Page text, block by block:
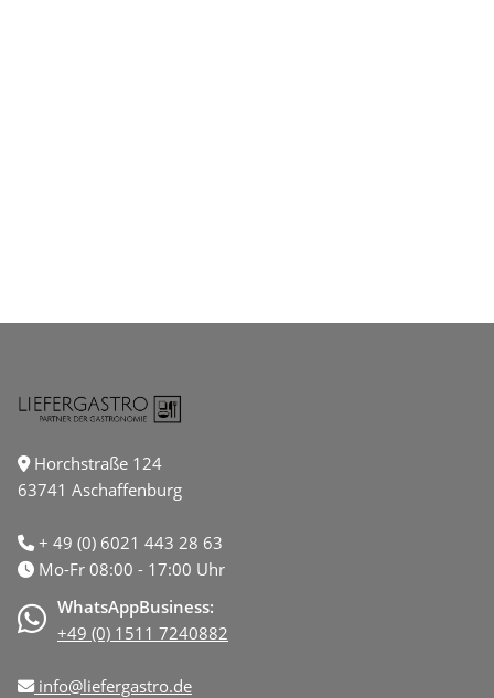
Horchstraße 124
63741 Aschaffenburg
+ 49 (0) 6021 443 28 63
Mo-Fr 08:00 - 17:00 Uhr
WhatsAppBusiness:
+49 (0) 1511 7240882
info@liefergastro.de